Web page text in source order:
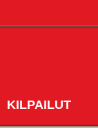
KILPAILUT